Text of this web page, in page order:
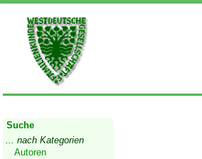
Suche
... nach Kategorien
Autoren